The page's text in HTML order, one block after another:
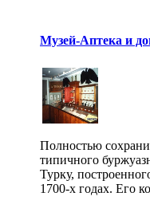
Музей-Аптека и
Полностью
типичного
Турку,
1700-х годах. Его